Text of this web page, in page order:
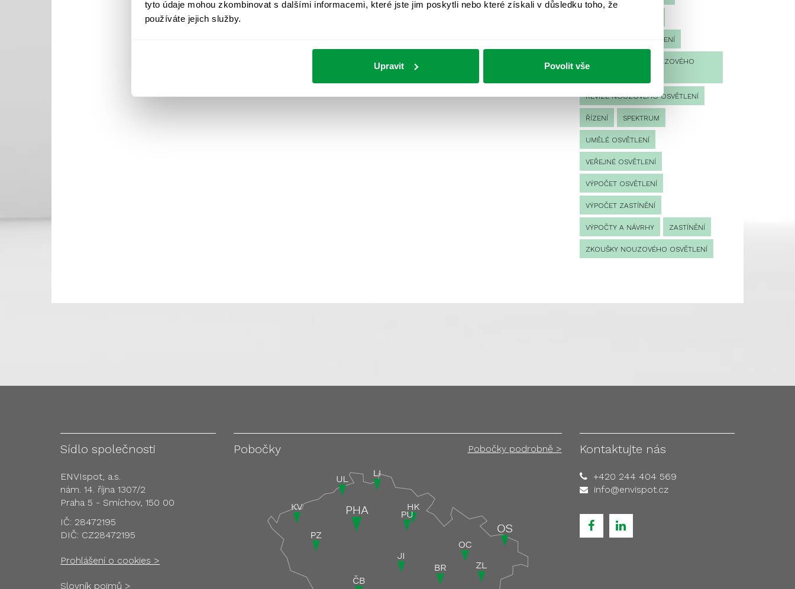
tyto údaje mohou zkombinovat s dalšími informacemi, které jste jim poskytli nebo které získali v důsledku toho, že
používáte jejich služby.
Upravit Povolit vše
PROTIPANICKÉ OSVĚTLENÍ
PROVOZNÍ DENÍK NOUZOVÉHO
REVIZE NOUZOVÉHO OSVĚTLENÍ
ŘÍZENÍ SPEKTRUM
UMĚLÉ OSVĚTLENÍ
VEŘEJNÉ OSVĚTLENÍ
VÝPOČET OSVĚTLENÍ
VÝPOČET ZASTÍNĚNÍ
VÝPOČTY A NÁVRHY ZASTÍNĚNÍ
ZKOUŠKY NOUZOVÉHO OSVĚTLENÍ
Sídlo společnosti
ENVIspot, a.s.
nám. 14. října 1307/2
Praha 5 - Smíchov, 150 00
IČ: 28472195
DIČ: CZ28472195
Prohlášení o cookies >
Slovník pojmů >
Pobočky Pobočky podrobně > Kontaktujte nás
+420 244 404 569
info@envispot.cz